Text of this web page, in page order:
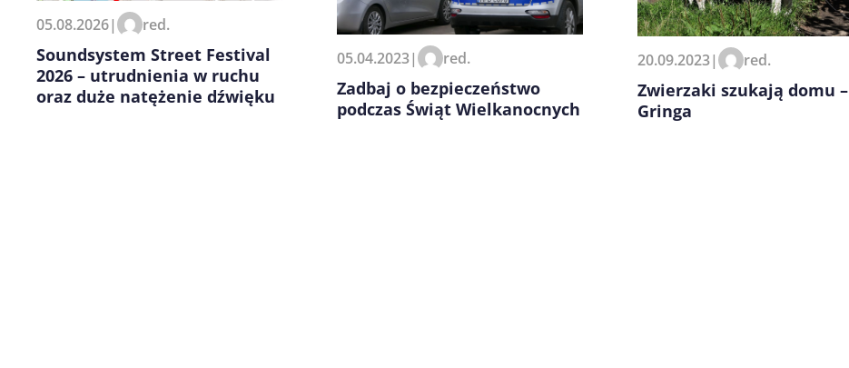
Zapamiętaj moje dane w tej przeglądarce podczas pisania
kolejnych komentarzy.
05.08.2026| red.
Soundsystem Street Festival
2026 – utrudnienia w ruchu
oraz duże natężenie dźwięku
05.04.2023| red.
Zadbaj o bezpieczeństwo
podczas Świąt Wielkanocnych
20.09.2023| red.
Zwierzaki szukają domu –
Gringa